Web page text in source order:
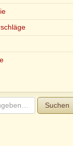
Suchen